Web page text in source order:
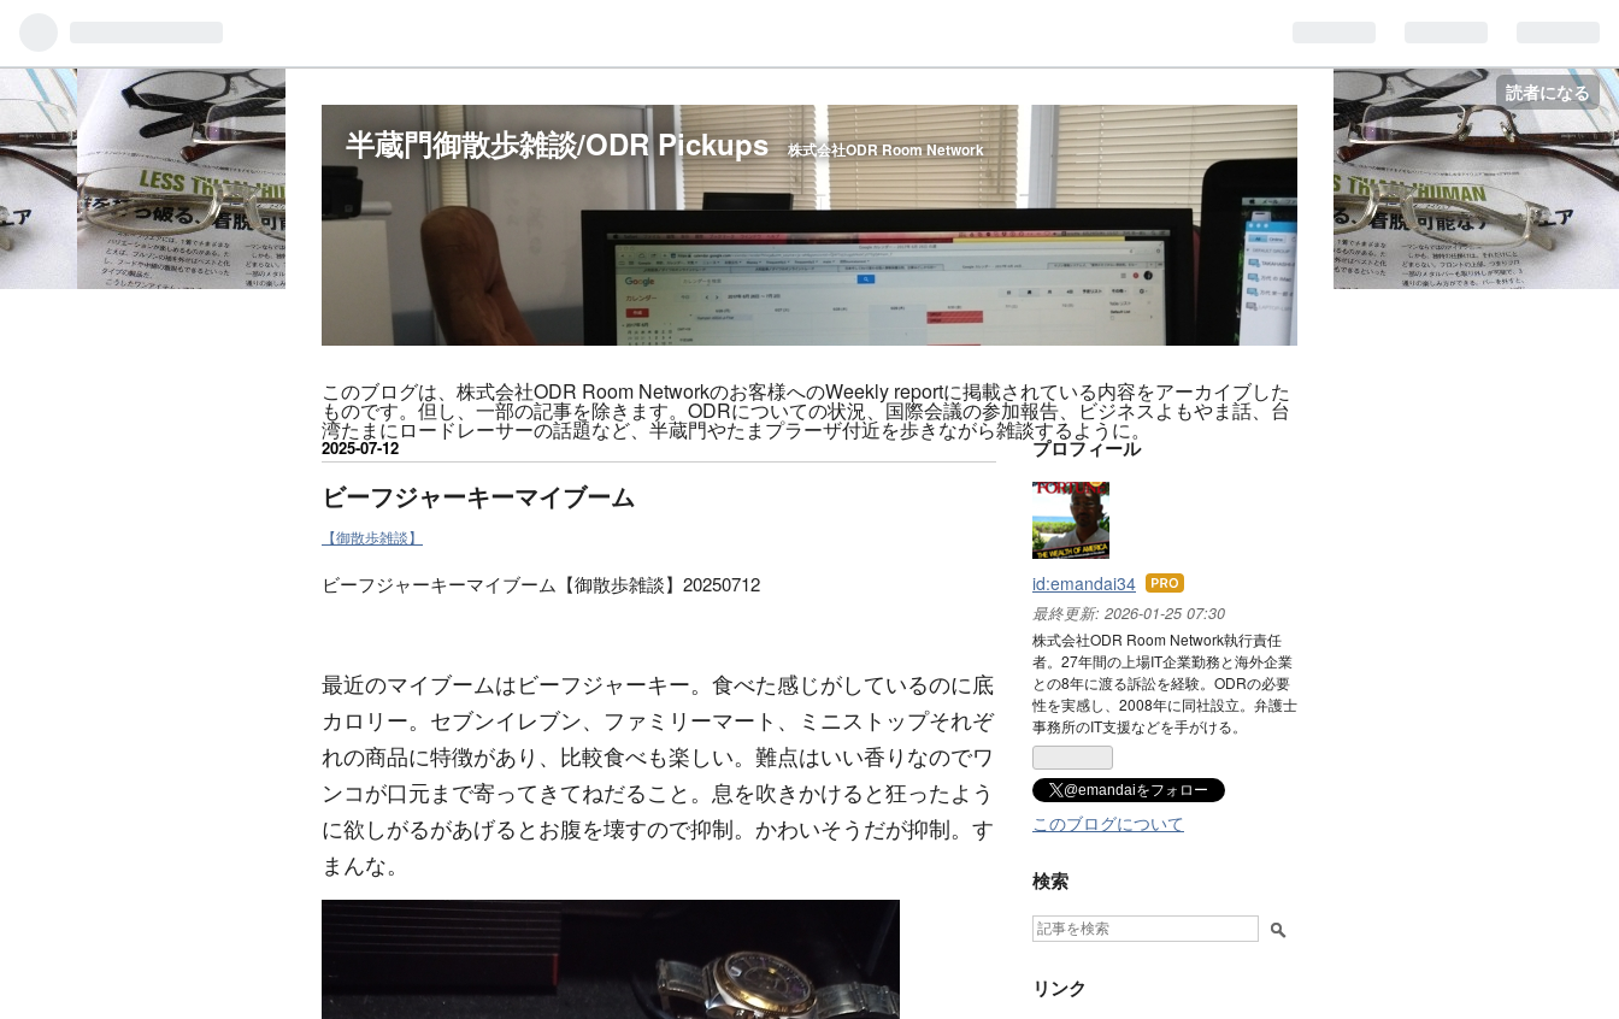
読者になる
半蔵門御散歩雑談/ODR Pickups 株式会社ODR Room Network
このブログは、株式会社ODR Room Networkのお客様へのWeekly reportに掲載されている内容をアーカイブした
ものです。但し、一部の記事を除きます。ODRについての状況、国際会議の参加報告、ビジネスよもやま話、台
湾たまにロードレーサーの話題など、半蔵門やたまプラーザ付近を歩きながら雑談するように。
2025-07-12
ビーフジャーキーマイブーム
【御散歩雑談】
ビーフジャーキーマイブーム【御散歩雑談】20250712
最近のマイブームはビーフジャーキー。食べた感じがしているのに底
カロリー。セブンイレブン、ファミリーマート、ミニストップそれぞ
れの商品に特徴があり、比較食べも楽しい。難点はいい香りなのでワ
ンコが口元まで寄ってきてねだること。息を吹きかけると狂ったよう
に欲しがるがあげるとお腹を壊すので抑制。かわいそうだが抑制。す
まんな。
プロフィール
id:emandai34 はて
なブ
ログ
Pro
最終更新: 2026-01-25 07:30
株式会社ODR Room Network執行責任
者。27年間の上場IT企業勤務と海外企業
との8年に渡る訴訟を経験。ODRの必要
性を実感し、2008年に同社設立。弁護士
事務所のIT支援などを手がける。
@emandaiをフォロー
このブログについて
検索
リンク